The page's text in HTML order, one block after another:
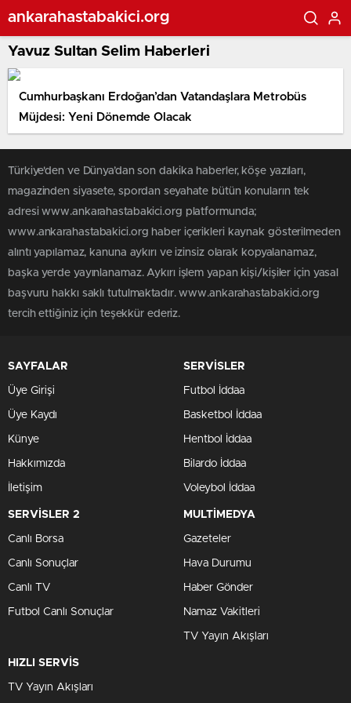
ankarahastabakici.org
Yavuz Sultan Selim Haberleri
Cumhurbaşkanı Erdoğan’dan Vatandaşlara Metrobüs
Müjdesi: Yeni Dönemde Olacak
Türkiye'den ve Dünya’dan son dakika haberler, köşe yazıları,
magazinden siyasete, spordan seyahate bütün konuların tek
adresi www.ankarahastabakici.org platformunda;
www.ankarahastabakici.org haber içerikleri kaynak gösterilmeden
alıntı yapılamaz, kanuna aykırı ve izinsiz olarak kopyalanamaz,
başka yerde yayınlanamaz. Aykırı işlem yapan kişi/kişiler için yasal
başvuru hakkı saklı tutulmaktadır. www.ankarahastabakici.org
tercih ettiğiniz için teşekkür ederiz.
SAYFALAR
Üye Girişi
Üye Kaydı
Künye
Hakkımızda
İletişim
SERVİSLER
Futbol İddaa
Basketbol İddaa
Hentbol İddaa
Bilardo İddaa
Voleybol İddaa
SERVİSLER 2
Canlı Borsa
Canlı Sonuçlar
Canlı TV
Futbol Canlı Sonuçlar
MULTİMEDYA
Gazeteler
Hava Durumu
Haber Gönder
Namaz Vakitleri
TV Yayın Akışları
HIZLI SERVİS
TV Yayın Akışları